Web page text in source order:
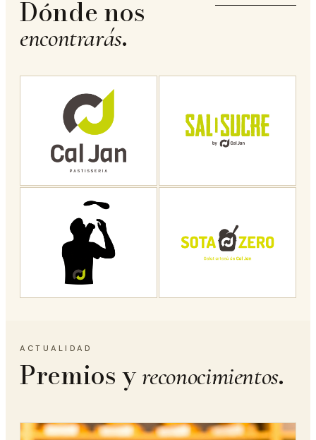
Dónde nos
encontrarás.
ACTUALIDAD
Premios y reconocimientos.